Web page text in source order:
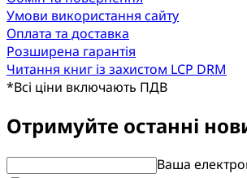
Умови використання сайту
Оплата та доставка
Розширена гарантія
Читання книг із захистом LCP DRM
*Всі ціни включають ПДВ
Отримуйте останні
Ваша